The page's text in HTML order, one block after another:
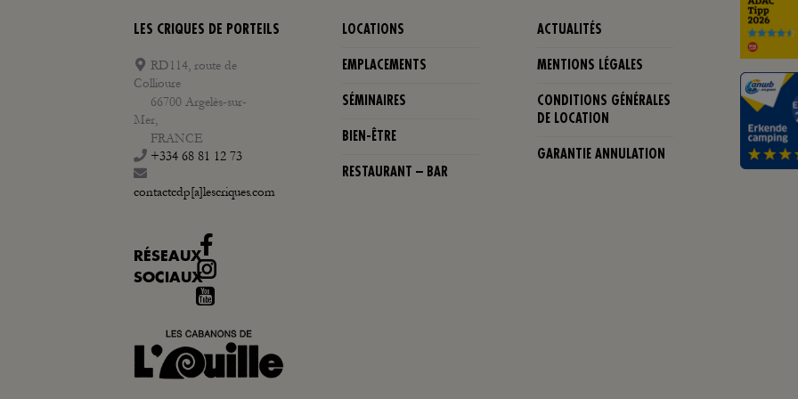
LES CRIQUES DE PORTEILS
RD114, route de
Collioure
66700 Argelès-sur-
Mer,
FRANCE
+334 68 81 12 73
contactcdp[a]lescriques.com
RÉSEAUX
SOCIAUX Instagram
LOCATIONS
EMPLACEMENTS
SÉMINAIRES
BIEN-ÊTRE
RESTAURANT – BAR
ACTUALITÉS
MENTIONS LÉGALES
CONDITIONS GÉNÉRALES
DE LOCATION
GARANTIE ANNULATION